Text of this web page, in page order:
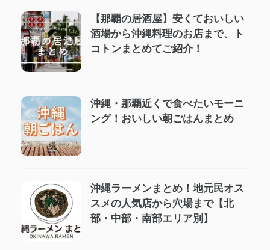
【那覇の居酒屋】安くておいしい
酒場から沖縄料理のお店まで、ト
コトンまとめてご紹介！
沖縄・那覇近くで食べたいモーニ
ング！おいしい朝ごはんまとめ
沖縄ラーメンまとめ！地元民オス
スメの人気店から穴場まで【北
部・中部・南部エリア別】